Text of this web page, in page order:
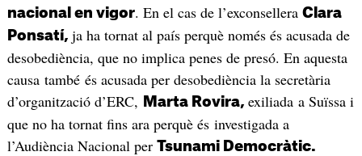
nacional en vigor. En el cas de l’exconsellera Clara
Ponsatí, ja ha tornat al país perquè només és acusada de
desobediència, que no implica penes de presó. En aquesta
causa també és acusada per desobediència la secretària
d’organització d’ERC,
Marta Rovira, exiliada a Suïssa i
que no ha tornat fins ara perquè és investigada a
l’Audiència Nacional per Tsunami Democràtic.